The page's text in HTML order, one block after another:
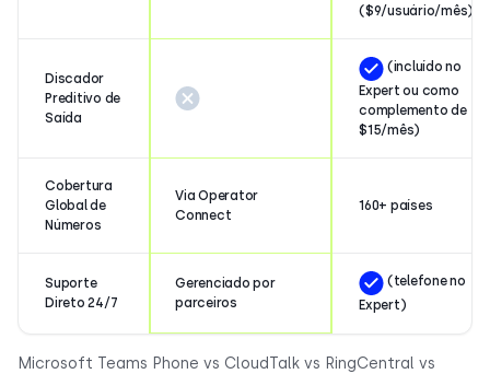
($9/usuário/mês)
Discador
Preditivo de
Saída
(incluído no
Expert ou como
complemento de
$15/mês)
Cobertura
Global de
Números
Via Operator
Connect
160+ países
Suporte
Direto 24/7
Gerenciado por
parceiros
(telefone no
Expert)
Microsoft Teams Phone vs CloudTalk vs RingCentral vs